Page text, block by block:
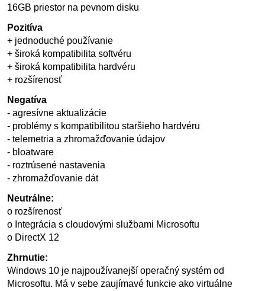
16GB priestor na pevnom disku
Pozitíva
+ jednoduché používanie
+ široká kompatibilita softvéru
+ široká kompatibilita hardvéru
+ rozšírenosť
Negatíva
- agresívne aktualizácie
- problémy s kompatibilitou staršieho hardvéru
- telemetria a zhromažďovanie údajov
- bloatware
- roztrúsené nastavenia
- zhromažďovanie dát
Neutrálne:
o rozšírenosť
o Integrácia s cloudovými službami Microsoftu
o DirectX 12
Zhrnutie:
Windows 10 je najpoužívanejší operačný systém od
Microsoftu. Má v sebe zaujímavé funkcie ako virtuálne